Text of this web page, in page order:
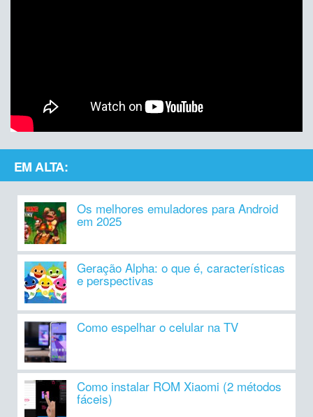
EM ALTA:
Os melhores emuladores para Android
em 2025
Geração Alpha: o que é, características
e perspectivas
Como espelhar o celular na TV
Como instalar ROM Xiaomi (2 métodos
fáceis)